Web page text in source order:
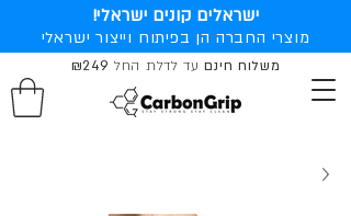
משלוח חינםעד לדלת החל ₪249
מוצרי החברה הן בפיתוח וייצור ישראלי
ישראלים קונים ישראלי!